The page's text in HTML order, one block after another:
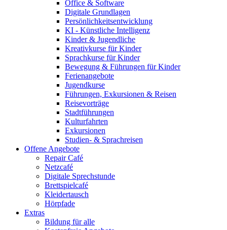
Office & Software
Digitale Grundlagen
Persönlichkeitsentwicklung
KI - Künstliche Intelligenz
Kinder & Jugendliche
Kreativkurse für Kinder
Sprachkurse für Kinder
Bewegung & Führungen für Kinder
Ferienangebote
Jugendkurse
Führungen, Exkursionen & Reisen
Reisevorträge
Stadtführungen
Kulturfahrten
Exkursionen
Studien- & Sprachreisen
Offene Angebote
Repair Café
Netzcafé
Digitale Sprechstunde
Brettspielcafé
Kleidertausch
Hörpfade
Extras
Bildung für alle